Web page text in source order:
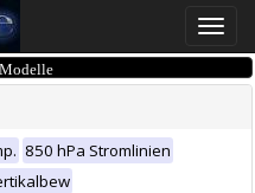
Toggle
850 hPa Stromlinien